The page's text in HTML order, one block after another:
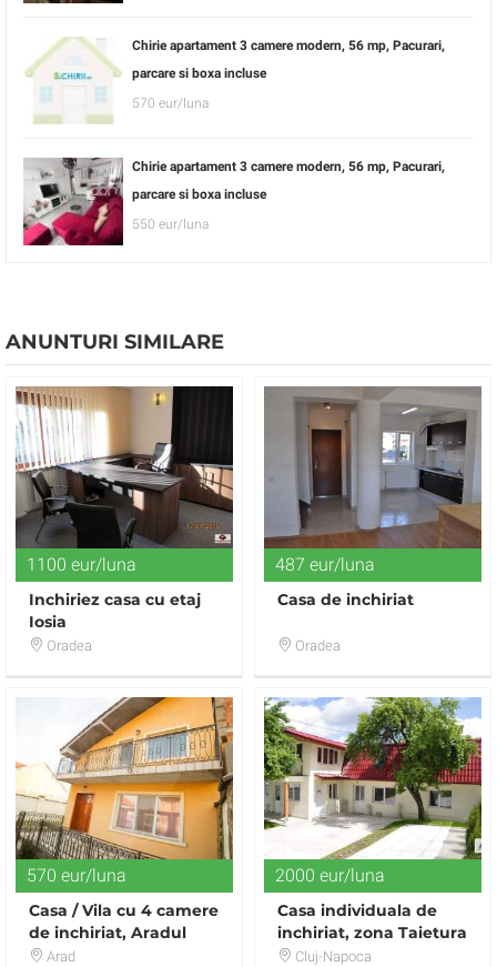
Chirie apartament 3 camere modern, 56 mp, Pacurari,
parcare si boxa incluse
570 eur/luna
Chirie apartament 3 camere modern, 56 mp, Pacurari,
parcare si boxa incluse
550 eur/luna
ANUNTURI SIMILARE
1100 eur/luna
Inchiriez casa cu etaj
Iosia
Oradea
487 eur/luna
Casa de inchiriat
Oradea
570 eur/luna
Casa / Vila cu 4 camere
de inchiriat, Aradul
NouArad
2000 eur/luna
Casa individuala de
inchiriat, zona Taietura
Turcului
Cluj-Napoca